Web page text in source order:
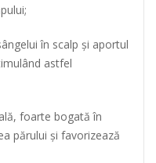
în scalp și aportul
astfel
foarte bogată în
părului și favorizează